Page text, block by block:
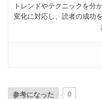
トレンドやテクニックを分
変化に対応し、読者の成功
参考になった 0